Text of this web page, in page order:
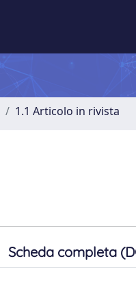
1.1 Articolo in rivista
Scheda completa